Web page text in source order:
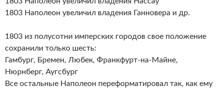
1803 Наполеон увеличил владения Ганновера и др.
1803 из полусотни имперских городов свое положение
сохранили только шесть:
Гамбург, Бремен, Любек, Франкфурт-на-Майне,
Нюрнберг, Аугсбург
Все остальные Наполеон переформатировал так, как ему